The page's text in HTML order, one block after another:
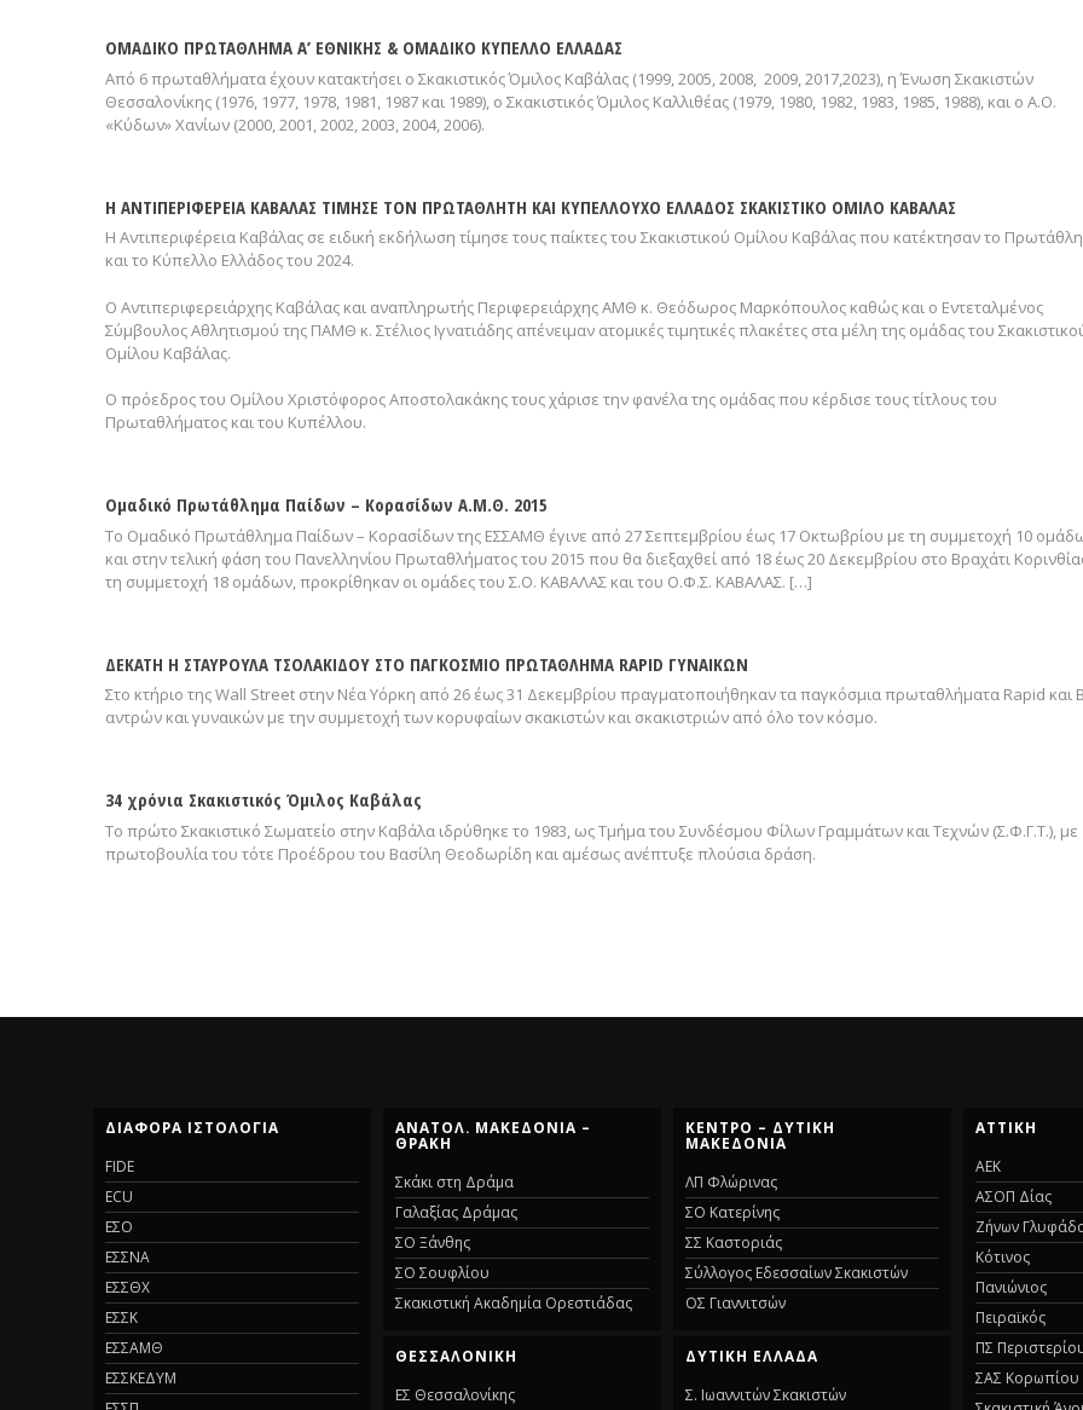
ΟΜΑΔΙΚΟ ΠΡΩΤΑΘΛΗΜΑ Α’ ΕΘΝΙΚΗΣ & ΟΜΑΔΙΚΟ ΚΥΠΕΛΛΟ ΕΛΛΑΔΑΣ
Από 6 πρωταθλήματα έχουν κατακτήσει ο Σκακιστικός Όμιλος Καβάλας (1999, 2005, 2008, 2009, 2017,2023), η Ένωση Σκακιστών
Θεσσαλονίκης (1976, 1977, 1978, 1981, 1987 και 1989), ο Σκακιστικός Όμιλος Καλλιθέας (1979, 1980, 1982, 1983, 1985, 1988), και ο Α.Ο.
«Κύδων» Χανίων (2000, 2001, 2002, 2003, 2004, 2006).
Η ΑΝΤΙΠΕΡΙΦΕΡΕΙΑ ΚΑΒΑΛΑΣ ΤΙΜΗΣΕ ΤΟΝ ΠΡΩΤΑΘΛΗΤΗ ΚΑΙ ΚΥΠΕΛΛΟΥΧΟ ΕΛΛΑΔΟΣ ΣΚΑΚΙΣΤΙΚΟ ΟΜΙΛΟ ΚΑΒΑΛΑΣ
Η Αντιπεριφέρεια Καβάλας σε ειδική εκδήλωση τίμησε τους παίκτες του Σκακιστικού Ομίλου Καβάλας που κατέκτησαν το
και το Κύπελλο Ελλάδος του 2024.
Ο Αντιπεριφερειάρχης Καβάλας και αναπληρωτής Περιφερειάρχης ΑΜΘ κ. Θεόδωρος Μαρκόπουλος καθώς και ο Εντεταλμένος
Σύμβουλος Αθλητισμού της ΠΑΜΘ κ. Στέλιος Ιγνατιάδης απένειμαν ατομικές τιμητικές πλακέτες στα μέλη της ομάδας του
Ομίλου Καβάλας.
Ο πρόεδρος του Ομίλου Χριστόφορος Αποστολακάκης τους χάρισε την φανέλα της ομάδας που κέρδισε τους τίτλους του
Πρωταθλήματος και του Κυπέλλου.
Ομαδικό Πρωτάθλημα Παίδων – Κορασίδων Α.Μ.Θ. 2015
Το Ομαδικό Πρωτάθλημα Παίδων – Κορασίδων της ΕΣΣΑΜΘ έγινε από 27 Σεπτεμβρίου έως 17 Οκτωβρίου με τη συμμετοχή 10
και στην τελική φάση του Πανελληνίου Πρωταθλήματος του 2015 που θα διεξαχθεί από 18 έως 20 Δεκεμβρίου στο Βραχάτι
τη συμμετοχή 18 ομάδων, προκρίθηκαν οι ομάδες του Σ.Ο. ΚΑΒΑΛΑΣ και του Ο.Φ.Σ. ΚΑΒΑΛΑΣ. […]
ΔΕΚΑΤΗ Η ΣΤΑΥΡΟΥΛΑ ΤΣΟΛΑΚΙΔΟΥ ΣΤΟ ΠΑΓΚΟΣΜΙΟ ΠΡΩΤΑΘΛΗΜΑ RAPID ΓΥΝΑΙΚΩΝ
Στο κτήριο της Wall Street στην Νέα Υόρκη από 26 έως 31 Δεκεμβρίου πραγματοποιήθηκαν τα παγκόσμια πρωταθλήματα Rapid και
αντρών και γυναικών με την συμμετοχή των κορυφαίων σκακιστών και σκακιστριών από όλο τον κόσμο.
34 χρόνια Σκακιστικός Όμιλος Καβάλας
Το πρώτο Σκακιστικό Σωματείο στην Καβάλα ιδρύθηκε το 1983, ως Τμήμα του Συνδέσμου Φίλων Γραμμάτων και Τεχνών (Σ.Φ.Γ.Τ.), με
πρωτοβουλία του τότε Προέδρου του Βασίλη Θεοδωρίδη και αμέσως ανέπτυξε πλούσια δράση.
ΔΙΆΦΟΡΑ ΙΣΤΟΛΌΓΙΑ
FIDE
ECU
ΕΣΟ
ΕΣΣΝΑ
ΕΣΣΘΧ
ΕΣΣΚ
ΕΣΣΑΜΘ
ΕΣΣΚΕΔΥΜ
ΑΝΑΤΟΛ. ΜΑΚΕΔΟΝΊΑ –
ΘΡΆΚΗ
Σκάκι στη Δράμα
Γαλαξίας Δράμας
ΣΟ Ξάνθης
ΣΟ Σουφλίου
Σκακιστική Ακαδημία Ορεστιάδας
ΘΕΣΣΑΛΟΝΊΚΗ
ΕΣ Θεσσαλονίκης
ΚΈΝΤΡΟ – ΔΥΤΙΚΉ
ΜΑΚΕΔΟΝΊΑ
ΛΠ Φλώρινας
ΣΟ Κατερίνης
ΣΣ Καστοριάς
Σύλλογος Εδεσσαίων Σκακιστών
ΟΣ Γιαννιτσών
ΔΥΤΙΚΉ ΕΛΛΆΔΑ
Σ. Ιωαννιτών Σκακιστών
ΑΤΤΙΚΉ
ΑΕΚ
ΑΣΟΠ Δίας
Ζήνων
Κότινος
Πανιώνιος
Πειραϊκός
ΠΣ
ΣΑΣ Κορωπίου